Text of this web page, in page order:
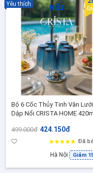
Bộ 6 Cốc Thủy Tinh Vân Lưới
Dập Nổi CRISTA HOME
( 60209- B- Màu Xanh Lam)
499.000đ 424.150đ
Đã
Hà Nội Giảm
Yêu thích